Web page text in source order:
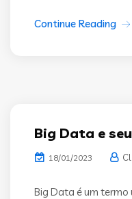
Continue Reading
Big Data e
18/01/2023
Big Data é um termo